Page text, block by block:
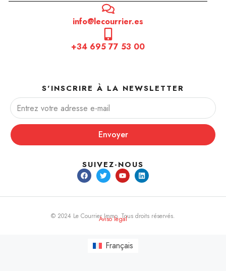
info@lecourrier.es
+34 695 77 53 00
S'INSCRIRE À LA NEWSLETTER
Envoyer
SUIVEZ-NOUS
© 2024 Le Courrier Immo. Tous droits réservés.
Aviso legal
Français